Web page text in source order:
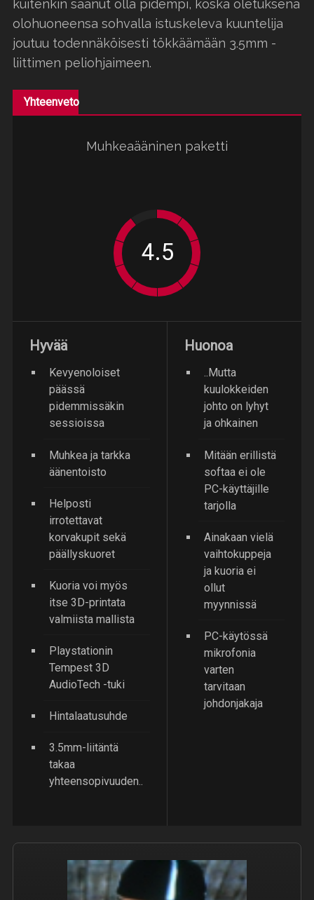
kuitenkin saanut olla pidempi, koska oletuksena
olohuoneensa sohvalla istuskeleva kuuntelija
joutuu todennäköisesti tökkäämään 3.5mm -
liittimen peliohjaimeen.
Yhteenveto
Muhkeaääninen paketti
Hyvää
Kevyenoloiset
päässä
pidemmissäkin
sessioissa
Muhkea ja tarkka
äänentoisto
Helposti
irrotettavat
korvakupit sekä
päällyskuoret
Kuoria voi myös
itse 3D-printata
valmiista mallista
Playstationin
Tempest 3D
AudioTech -tuki
Hintalaatusuhde
3.5mm-liitäntä
takaa
yhteensopivuuden..
Huonoa
..Mutta
kuulokkeiden
johto on lyhyt
ja ohkainen
Mitään erillistä
softaa ei ole
PC-käyttäjille
tarjolla
Ainakaan vielä
vaihtokuppeja
ja kuoria ei
ollut
myynnissä
PC-käytössä
mikrofonia
varten
tarvitaan
johdonjakaja